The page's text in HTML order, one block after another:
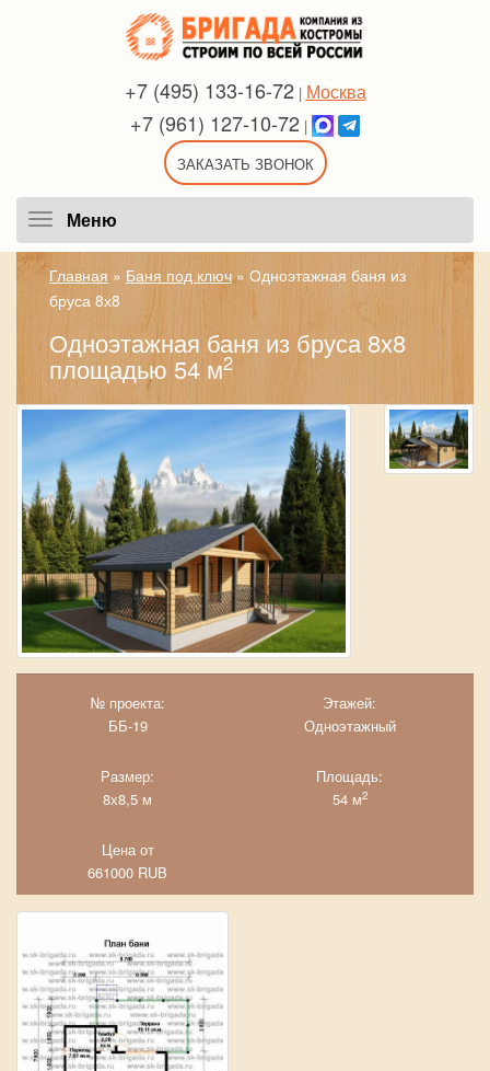
+7 (495) 133-16-72 | Москва
+7 (961) 127-10-72 |
ЗАКАЗАТЬ ЗВОНОК
Меню
Главная » Баня под ключ» Одноэтажная баня из
бруса 8х8
Одноэтажная баня из бруса 8х8
площадью 54 м2
№ проекта:
ББ-19
Этажей:
Одноэтажный
Размер:
8х8,5 м
Площадь:
54 м2
Цена от
661000 RUB